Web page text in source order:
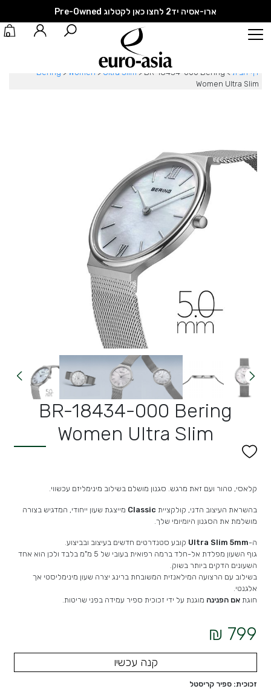
ארו-אסיה יד2 לחצו כאן לקטלוג Pre-Owned
0
דף הבית >
Bering > Women > Ultra Slim > BR-18434-000 Bering
Women Ultra Slim
BR-18434-000 Bering
Women Ultra Slim
קלאסי, טהור ועם זאת מרגש. סגנון מושלם בשילוב מינימליזם עכשווי.
בהשראת העיצוב הדני, קולקציית Classic מייצגת שעון ייחודי, המדגיש בצורה
מושלמת את הסגנון היומיומי שלך.
ה-Ultra Slim 5mm קובע סטנדרטים חדשים בעיצוב ובביצוע.
גוף השעון מפלדת אל-חלד ברמה רפואית בעובי של 5 מ"מ בלבד ולכן הוא אחד
השעונים הדקים ביותר בשוק.
בשילוב עם הרצועה המילאנזית המשובחת ברינג יצרה שעון מינימליסטי אך
אלגנטי.
חוגתאם הפנינה מוגנת על ידי זכוכית ספיר עמידה בפני שריטות.
799 ₪
קנה עכשיו
זכוכית: ספיר קריסטל